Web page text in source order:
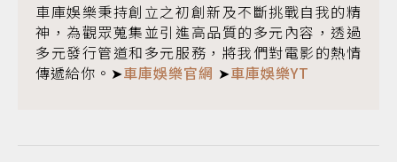
車庫娛樂秉持創立之初創新及不斷挑戰自我的精
神，為觀眾蒐集並引進高品質的多元內容，透過
多元發行管道和多元服務，將我們對電影的熱情
傳遞給你。➤車庫娛樂官網 ➤車庫娛樂YT